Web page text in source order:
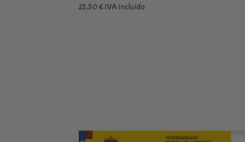
25,50€IVA Incluído